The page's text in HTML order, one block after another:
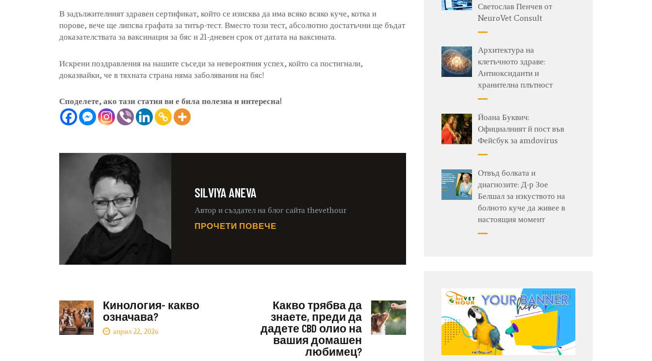
В задължителният здравен сертификат, който се изисква да има всяко всяко куче, котка и
порове, вече ще липсва графата за титър-тест. Вместо този тест, абсолютно достатъчни ще бъдат
доказателствата за ваксинация за бяс и 21-дневен срок от датата на ваксината.
Искрени поздравления на нашите съседи за невероятния успех, който са постигнали,
доказвайки, че в тяхната страна няма заболявания на бяс!
Споделете, ако тази статия ви е била полезна и интересна!
SILVIYA ANEVA
Автор и създател на блог сайта thevethour
ПРОЧЕТИ ПОВЕЧЕ
Кинология- какво
означава?
април 22, 2026
Какво трябва да
знаете, преди да
дадете CBD олио на
вашия домашен
любимец?
Светослав Пенчев от
NeuroVet Consult
Архитектура на
клетъчното здраве:
Антиоксиданти и
хранителна плътност
Йоана Буквич:
Официалният й пост във
Фейсбук за amdovirus
Отвъд болката и
диагнозите: Д-р Зое
Белшал за изкуството на
болното куче да живее в
настоящия момент